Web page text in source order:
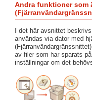
Andra funktioner som
I det här avsnittet
användas via dator med
av filer som har sparats
inställningar om det